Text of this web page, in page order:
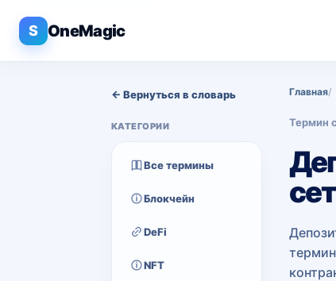
S OneMagic
← Вернуться в словарь
КАТЕГОРИИ
Все термины
Блокчейн
DeFi
NFT
Главная
Термин